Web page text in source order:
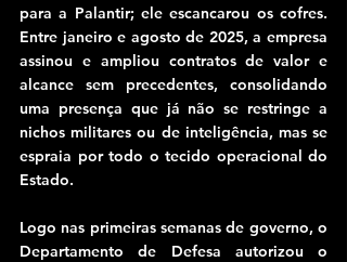
para a Palantir; ele escancarou os cofres.
Entre janeiro e agosto de 2025, a empresa
assinou e ampliou contratos de valor e
alcance sem precedentes, consolidando
uma presença que já não se restringe a
nichos militares ou de inteligência, mas se
espraia por todo o tecido operacional do
Estado.
Logo nas primeiras semanas de governo, o
Departamento de Defesa autorizou o